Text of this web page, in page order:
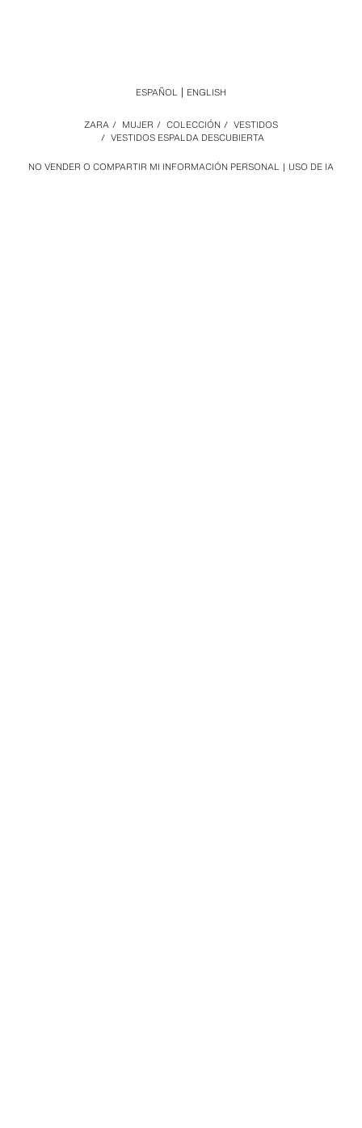
NO VENDER O COMPARTIR MI INFORMACIÓN PERSONAL USO DE IA
ZARA / MUJER / COLECCIÓN / VESTIDOS
/ VESTIDOS ESPALDA DESCUBIERTA
ESPAÑOL ENGLISH